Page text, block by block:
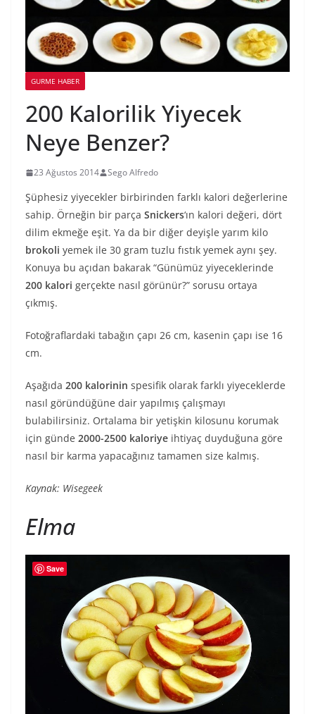
GURME HABER
200 Kalorilik Yiyecek
Neye Benzer?
23 Ağustos 2014 Sego Alfredo
Şüphesiz yiyecekler birbirinden farklı kalori değerlerine
sahip. Örneğin bir parça Snickers‘ın kalori değeri, dört
dilim ekmeğe eşit. Ya da bir diğer deyişle yarım kilo
brokoli yemek ile 30 gram tuzlu fıstık yemek aynı şey.
Konuya bu açıdan bakarak “Günümüz yiyeceklerinde
200 kalori gerçekte nasıl görünür?” sorusu ortaya
çıkmış.
Fotoğraflardaki tabağın çapı 26 cm, kasenin çapı ise 16
cm.
Aşağıda 200 kalorinin spesifik olarak farklı yiyeceklerde
nasıl göründüğüne dair yapılmış çalışmayı
bulabilirsiniz. Ortalama bir yetişkin kilosunu korumak
için günde 2000-2500 kaloriye ihtiyaç duyduğuna göre
nasıl bir karma yapacağınız tamamen size kalmış.
Kaynak: Wisegeek
Elma
Save